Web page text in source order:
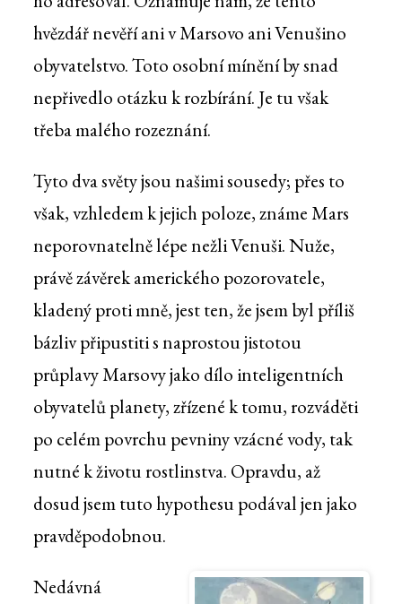
hvězdář nevěří ani v Marsovo ani Venušino
obyvatelstvo. Toto osobní mínění by snad
nepřivedlo otázku k rozbírání. Je tu však
třeba malého rozeznání.
Tyto dva světy jsou našimi sousedy; přes to
však, vzhledem k jejich poloze, známe Mars
neporovnatelně lépe nežli Venuši. Nuže,
právě závěrek amerického pozorovatele,
kladený proti mně, jest ten, že jsem byl příliš
bázliv připustiti s naprostou jistotou
průplavy Marsovy jako dílo inteligentních
obyvatelů planety, zřízené k tomu, rozváděti
po celém povrchu pevniny vzácné vody, tak
nutné k životu rostlinstva. Opravdu, až
dosud jsem tuto hypothesu podával jen jako
pravděpodobnou.
Nedávná